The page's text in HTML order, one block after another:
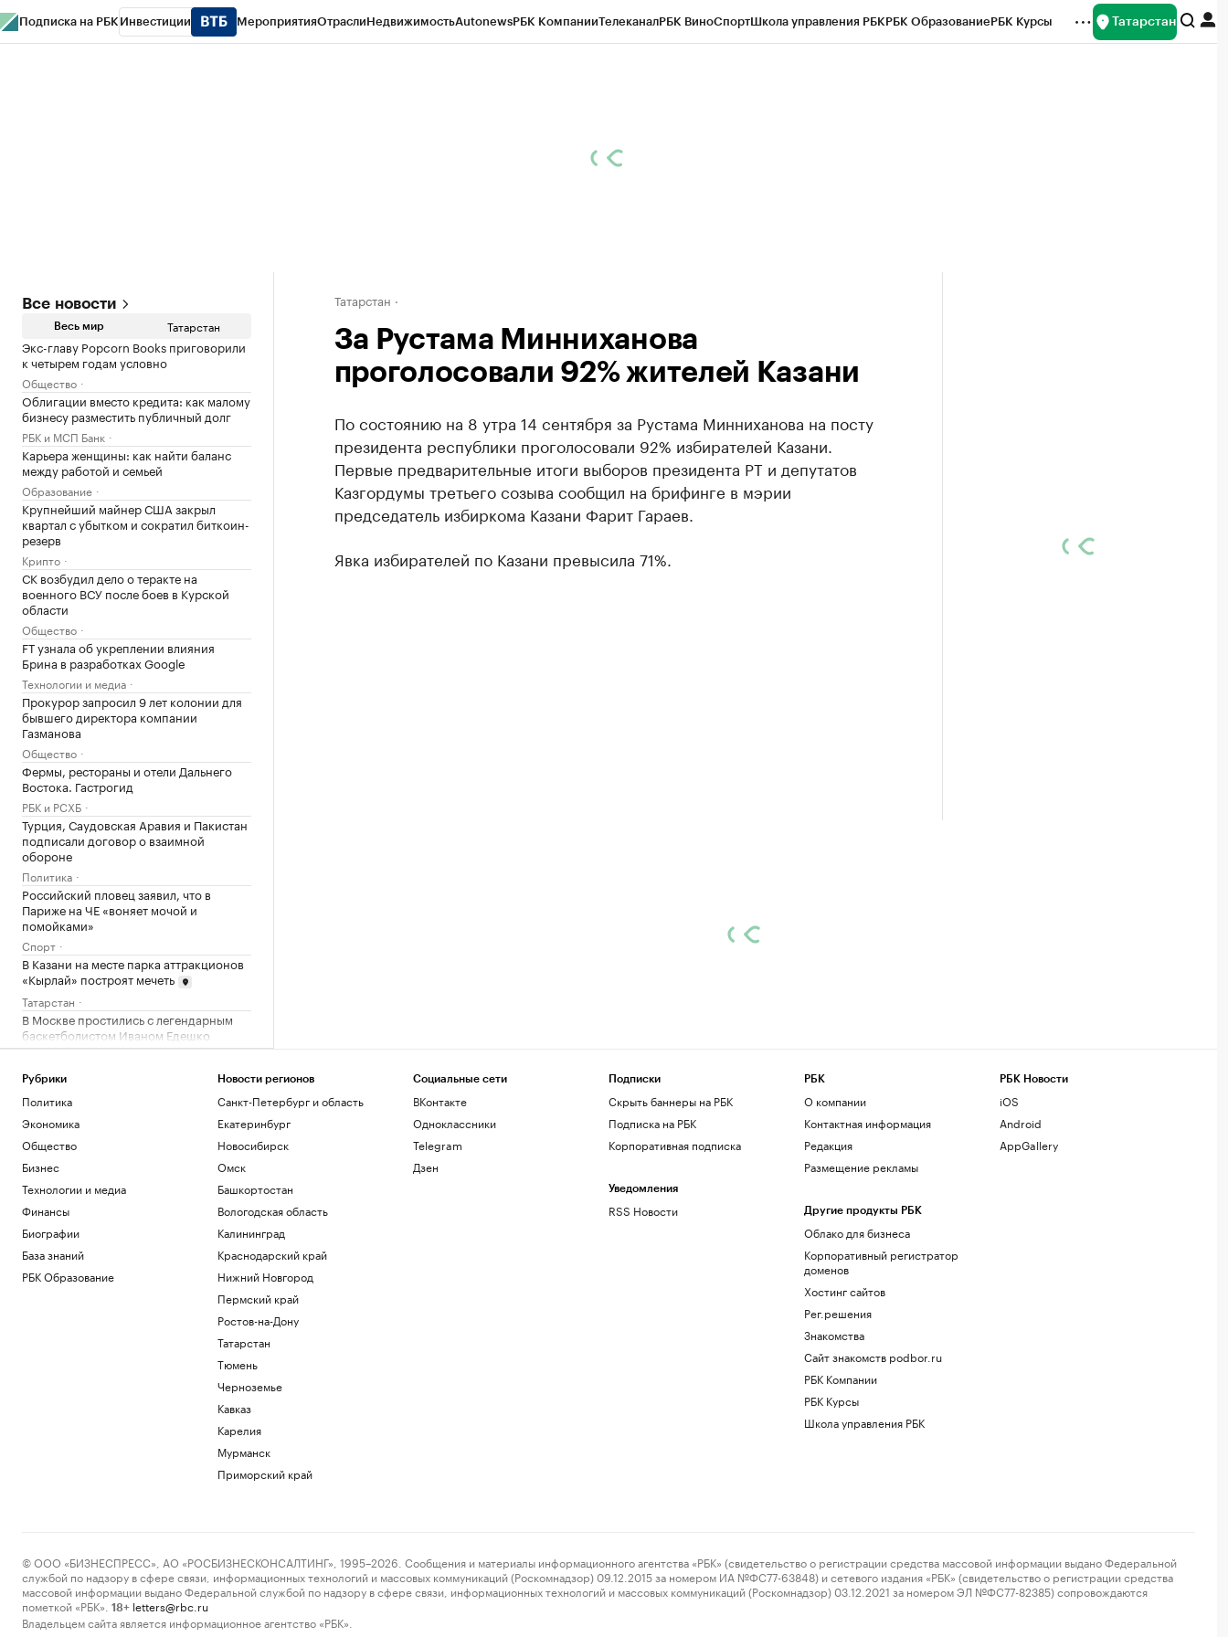
Подписка на РБК Инвестиции МероприятияОтраслиНедвижимостьAutonewsРБК КомпанииТелеканалРБК ВиноСпортШкола управления РБКРБК ОбразованиеРБК Курсы Татарстан
Все новости
Весь мир Татарстан
Экс-главу Popcorn Books приговорили
к четырем годам условно
Общество
Облигации вместо кредита: как малому
бизнесу разместить публичный долг
РБК и МСП Банк
Карьера женщины: как найти баланс
между работой и семьей
Образование
Крупнейший майнер США закрыл
квартал с убытком и сократил биткоин-
резерв
Крипто
СК возбудил дело о теракте на
военного ВСУ после боев в Курской
области
Общество
FT узнала об укреплении влияния
Брина в разработках Google
Технологии и медиа
Прокурор запросил 9 лет колонии для
бывшего директора компании
Газманова
Общество
Фермы, рестораны и отели Дальнего
Востока. Гастрогид
РБК и РСХБ
Турция, Саудовская Аравия и Пакистан
подписали договор о взаимной
обороне
Политика
Российский пловец заявил, что в
Париже на ЧЕ «воняет мочой и
помойками»
Спорт
В Казани на месте парка аттракционов
«Кырлай» построят мечеть
Татарстан
В Москве простились с легендарным
баскетболистом Иваном Едешко
Спорт
Путин рассказал президенту ОАЭ о
ситуации вокруг Украины
Политика
Politico сообщило об обсуждении
замены канцлера Германии Фридриха
Мерца
Политика
Как ИИ-агенты и облако
трансформируют промышленность:
опыт «Норникеля»
Три крупных порта Китая
приостановили работу из-за
Эксперты объяснили, зачем взрослым
Wildberries сообщила о партнерских
хабах для хранения товаров продавцов
Загрузить еще
Татарстан
За Рустама Минниханова
проголосовали 92% жителей Казани
По состоянию на 8 утра 14 сентября за Рустама Минниханова на посту
президента республики проголосовали 92% избирателей Казани.
Первые предварительные итоги выборов президента РТ и депутатов
Казгордумы третьего созыва сообщил на брифинге в мэрии
председатель избиркома Казани Фарит Гараев.
Явка избирателей по Казани превысила 71%.
Рубрики
Политика
Экономика
Общество
Бизнес
Технологии и медиа
Финансы
Биографии
База знаний
РБК Образование
Новости регионов
Санкт-Петербург и область
Екатеринбург
Новосибирск
Омск
Башкортостан
Вологодская область
Калининград
Краснодарский край
Нижний Новгород
Пермский край
Ростов-на-Дону
Татарстан
Тюмень
Черноземье
Кавказ
Карелия
Мурманск
Приморский край
Социальные сети
ВКонтакте
Одноклассники
Telegram
Дзен
Подписки
Скрыть баннеры на РБК
Подписка на РБК
Корпоративная подписка
Уведомления
RSS Новости
РБК
О компании
Контактная информация
Редакция
Размещение рекламы
Другие продукты РБК
Облако для бизнеса
Корпоративный регистратор
доменов
Хостинг сайтов
Рег.решения
Знакомства
Сайт знакомств podbor.ru
РБК Компании
РБК Курсы
Школа управления РБК
РБК Новости
iOS
Android
AppGallery
© ООО «БИЗНЕСПРЕСС», АО «РОСБИЗНЕСКОНСАЛТИНГ», 1995–2026. Сообщения и материалы информационного агентства «РБК» (свидетельство о регистрации средства массовой информации выдано Федеральной
службой по надзору в сфере связи, информационных технологий и массовых коммуникаций (Роскомнадзор) 09.12.2015 за номером ИА №ФС77-63848) и сетевого издания «РБК» (свидетельство о регистрации средства
массовой информации выдано Федеральной службой по надзору в сфере связи, информационных технологий и массовых коммуникаций (Роскомнадзор) 03.12.2021 за номером ЭЛ №ФС77-82385) сопровождаются
пометкой «РБК».
18+ letters@rbc.ru
Владельцем сайта является информационное агентство «РБК».